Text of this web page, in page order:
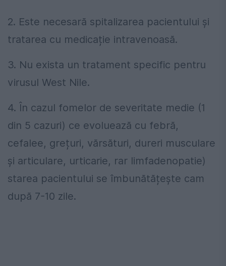
2. Este necesară spitalizarea pacientului și
tratarea cu medicație intravenoasă.
3. Nu exista un tratament specific pentru
virusul West Nile.
4. În cazul fomelor de severitate medie (1
din 5 cazuri) ce evoluează cu febră,
cefalee, grețuri, vărsături, dureri musculare
și articulare, urticarie, rar limfadenopatie)
starea pacientului se îmbunătățește cam
după 7-10 zile.